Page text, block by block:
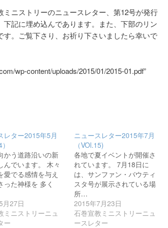
ニストリーのニュースレター、第12号が発行
記に埋め込んであります。また、下部のリン
。ご覧下さり、お祈り下さいましたら幸いで
wp-content/uploads/2015/01/2015-01.pdf”
レター2015年5月
かう道路沿いの新
んでいます。 木々
愛でる感情を与え
った神様を 多く
月27日
ミニストリーニュ
ー
ニュースレター2015年7月
（VOl.15)
各地で夏イベントが開催さ
れています。 7月18日に
は、サンファン・バウティ
スタ号が展示されている場
所…
2015年7月23日
石巻宣教ミニストリーニュ
ースレター